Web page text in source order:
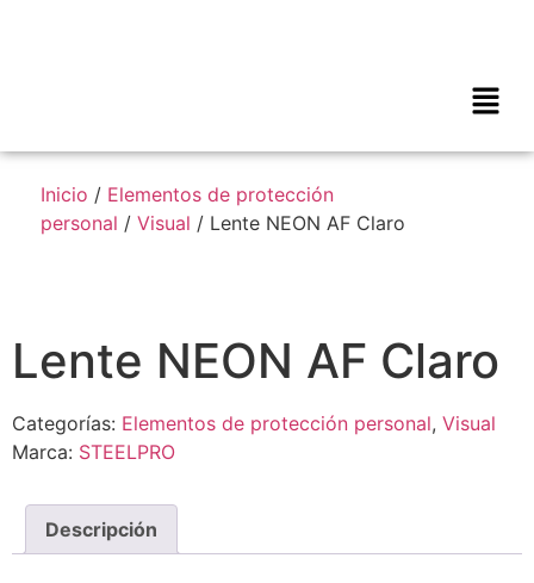
Inicio / Elementos de protección
personal / Visual / Lente NEON AF Claro
Lente NEON AF Claro
Categorías: Elementos de protección personal, Visual
Marca: STEELPRO
Descripción